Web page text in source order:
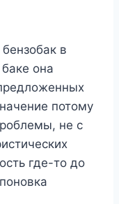
в
она
потому
не с
где-то до